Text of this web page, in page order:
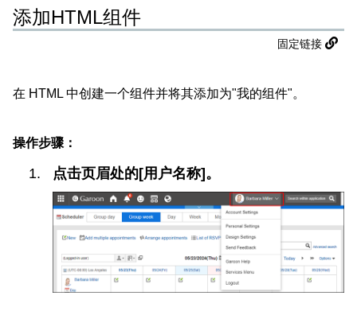
添加HTML组件
固定链接
在 HTML 中创建一个组件并将其添加为"我的组件"。
操作步骤：
点击页眉处的[用户名称]。